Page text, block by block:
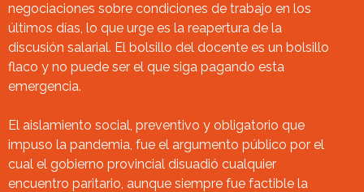
negociaciones sobre condiciones de trabajo en los
últimos días, lo que urge es la reapertura de la
discusión salarial. El bolsillo del docente es un bolsillo
flaco y no puede ser el que siga pagando esta
emergencia.
El aislamiento social, preventivo y obligatorio que
impuso la pandemia, fue el argumento público por el
cual el gobierno provincial disuadió cualquier
encuentro paritario, aunque siempre fue factible la